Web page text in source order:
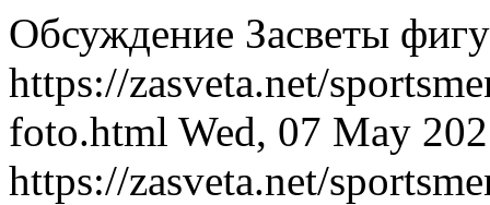
Обсуждение Засветы
https://zasveta.net/
foto.html Wed, 07 May
https://zasveta.net/